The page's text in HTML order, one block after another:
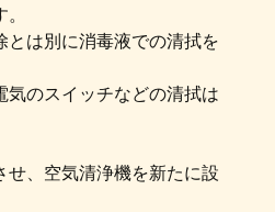
は別に消毒液での清拭を
気のスイッチなどの清拭は
、空気清浄機を新たに設